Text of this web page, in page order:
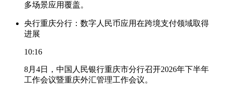
多场景应用覆盖。
央行重庆分行：数字人民币应用在跨境支付领域取得
进展
10:16
8月4日，中国人民银行重庆市分行召开2026年下半年
工作会议暨重庆外汇管理工作会议。